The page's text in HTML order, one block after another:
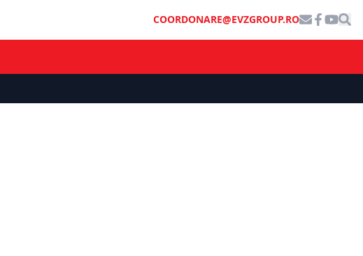
COORDONARE@EVZGROUP.RO